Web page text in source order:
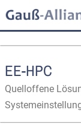
EE-HPC
Quelloffene